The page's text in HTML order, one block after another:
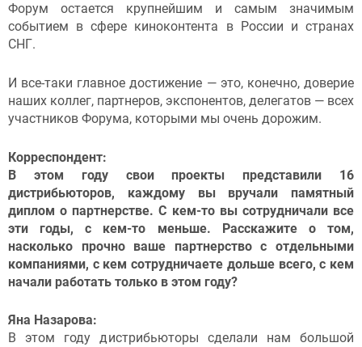
Форум остается крупнейшим и самым значимым
событием в сфере киноконтента в России и странах
СНГ.
И все-таки главное достижение — это, конечно, доверие
наших коллег, партнеров, экспонентов, делегатов — всех
участников Форума, которыми мы очень дорожим.
Корреспондент:
В этом году свои проекты представили 16
дистрибьюторов, каждому вы вручали памятный
диплом о партнерстве. С кем-то вы сотрудничали все
эти годы, с кем-то меньше. Расскажите о том,
насколько прочно ваше партнерство с отдельными
компаниями, с кем сотрудничаете дольше всего, с кем
начали работать только в этом году?
Яна Назарова:
В этом году дистрибьюторы сделали нам большой